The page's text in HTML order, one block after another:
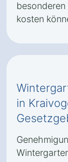
kosten
in